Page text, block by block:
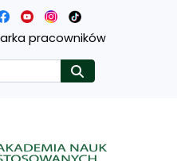
pracowników